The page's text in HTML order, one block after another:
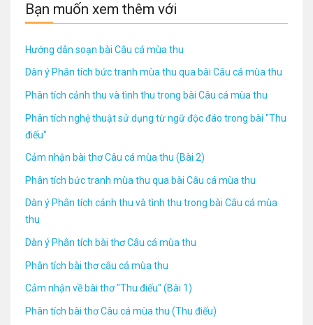
Bạn muốn xem thêm với
Hướng dẫn soạn bài Câu cá mùa thu
Dàn ý Phân tích bức tranh mùa thu qua bài Câu cá mùa thu
Phân tích cảnh thu và tình thu trong bài Câu cá mùa thu
Phân tích nghệ thuật sử dụng từ ngữ độc đáo trong bài "Thu
điếu"
Cảm nhận bài thơ Câu cá mùa thu (Bài 2)
Phân tích bức tranh mùa thu qua bài Câu cá mùa thu
Dàn ý Phân tích cảnh thu và tình thu trong bài Câu cá mùa
thu
Dàn ý Phân tích bài thơ Câu cá mùa thu
Phân tích bài thơ câu cá mùa thu
Cảm nhận về bài thơ "Thu điếu" (Bài 1)
Phân tích bài thơ Câu cá mùa thu (Thu điếu)